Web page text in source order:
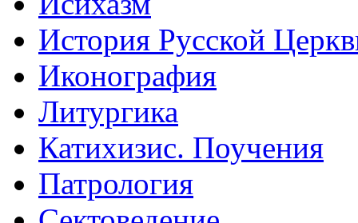
История Русской
Иконография
Литургика
Катихизис. Поучения
Патрология